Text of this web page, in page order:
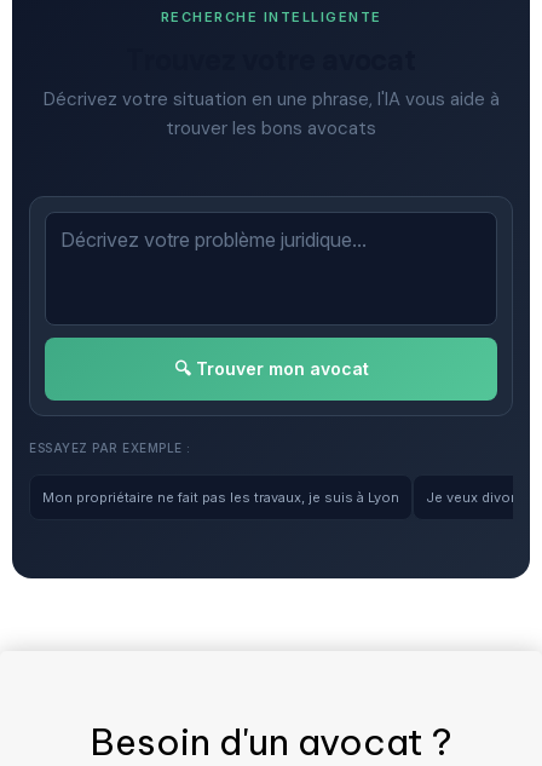
RECHERCHE INTELLIGENTE
Décrivez votre situation en une phrase, l'IA vous aide à
trouver les bons avocats
🔍 Trouver mon avocat
ESSAYEZ PAR EXEMPLE :
Mon propriétaire ne fait pas les travaux, je suis à Lyon Je veux
Besoin d'un avocat ?